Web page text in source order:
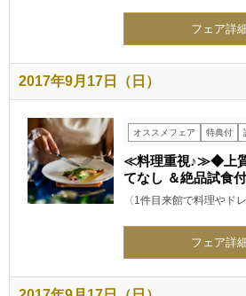
フェア詳
2017年9月17日（日）
オススメフェア 特典付
≪料理重視♪≫◆上
てなし ＆絶品試食
〈1件目来館で料理やド
フェア詳